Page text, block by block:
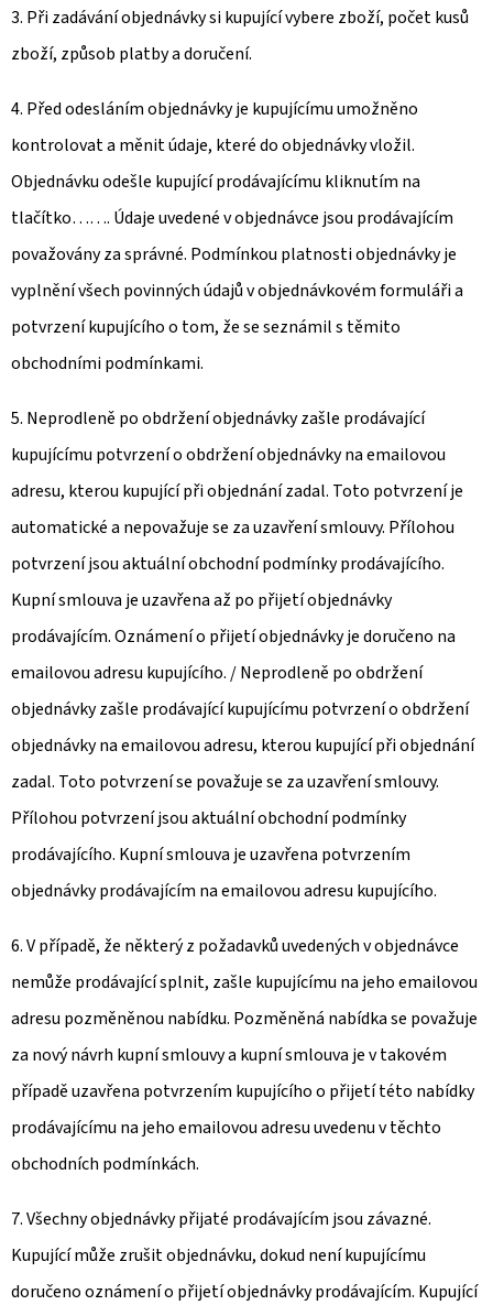
3. Při zadávání objednávky si kupující vybere zboží, počet kusů
zboží, způsob platby a doručení.
4. Před odesláním objednávky je kupujícímu umožněno
kontrolovat a měnit údaje, které do objednávky vložil.
Objednávku odešle kupující prodávajícímu kliknutím na
tlačítko……. Údaje uvedené v objednávce jsou prodávajícím
považovány za správné. Podmínkou platnosti objednávky je
vyplnění všech povinných údajů v objednávkovém formuláři a
potvrzení kupujícího o tom, že se seznámil s těmito
obchodními podmínkami.
5. Neprodleně po obdržení objednávky zašle prodávající
kupujícímu potvrzení o obdržení objednávky na emailovou
adresu, kterou kupující při objednání zadal. Toto potvrzení je
automatické a nepovažuje se za uzavření smlouvy. Přílohou
potvrzení jsou aktuální obchodní podmínky prodávajícího.
Kupní smlouva je uzavřena až po přijetí objednávky
prodávajícím. Oznámení o přijetí objednávky je doručeno na
emailovou adresu kupujícího. / Neprodleně po obdržení
objednávky zašle prodávající kupujícímu potvrzení o obdržení
objednávky na emailovou adresu, kterou kupující při objednání
zadal. Toto potvrzení se považuje se za uzavření smlouvy.
Přílohou potvrzení jsou aktuální obchodní podmínky
prodávajícího. Kupní smlouva je uzavřena potvrzením
objednávky prodávajícím na emailovou adresu kupujícího.
6. V případě, že některý z požadavků uvedených v objednávce
nemůže prodávající splnit, zašle kupujícímu na jeho emailovou
adresu pozměněnou nabídku. Pozměněná nabídka se považuje
za nový návrh kupní smlouvy a kupní smlouva je v takovém
případě uzavřena potvrzením kupujícího o přijetí této nabídky
prodávajícímu na jeho emailovou adresu uvedenu v těchto
obchodních podmínkách.
7. Všechny objednávky přijaté prodávajícím jsou závazné.
Kupující může zrušit objednávku, dokud není kupujícímu
doručeno oznámení o přijetí objednávky prodávajícím. Kupující